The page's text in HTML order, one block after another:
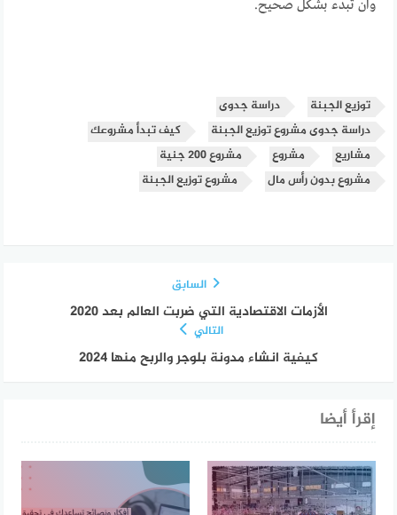
وان تبدء بشكل صحيح.
توزيع الجبنة
دراسة جدوى
دراسة جدوى مشروع توزيع الجبنة
كيف تبدأ مشروعك
مشاريع
مشروع
مشروع 200 جنية
مشروع بدون رأس مال
مشروع توزيع الجبنة
السابق
الأزمات الاقتصادية التي ضربت العالم بعد 2020
التالي
كيفية انشاء مدونة بلوجر والربح منها 2024
إقرأ أيضا